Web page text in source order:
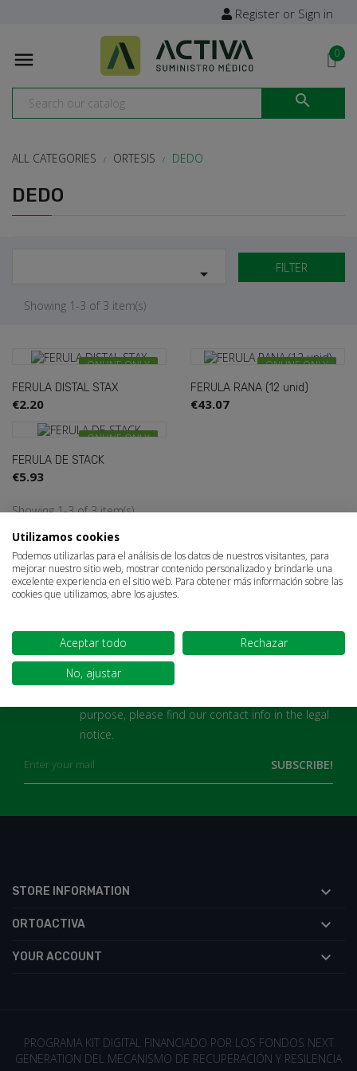
Register or Sign in
 0

ALL CATEGORIES ORTESIS DEDO
DEDO
 FILTER
Showing 1-3 of 3 item(s)
ONLINE ONLY
FERULA DISTAL STAX
€2.20
ONLINE ONLY
FERULA RANA (12 unid)
€43.07
ONLINE ONLY
FERULA DE STACK
€5.93
Showing 1-3 of 3 item(s)
Join Our Newsletter
purpose, please find our contact info in the legal
notice.
STORE INFORMATION 
ORTOACTIVA 
YOUR ACCOUNT 
PROGRAMA KIT DIGITAL FINANCIADO POR LOS FONDOS NEXT
GENERATION DEL MECANISMO DE RECUPERACIÓN Y RESILENCIA
Utilizamos cookies
Podemos utilizarlas para el análisis de los datos de nuestros visitantes, para
mejorar nuestro sitio web, mostrar contenido personalizado y brindarle una
excelente experiencia en el sitio web. Para obtener más información sobre las
cookies que utilizamos, abre los ajustes.
Aceptar todo
Rechazar
No, ajustar
You need to be logged in to save products in your wish
list.
Cancel Sign in